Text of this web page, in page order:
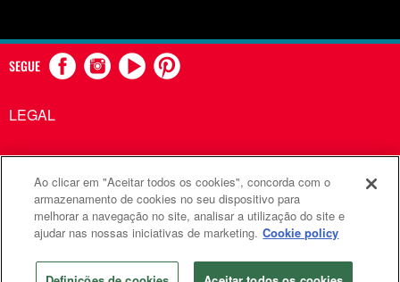
SEGUE
LEGAL
Comunicações Metodistas Unidas é uma agência da Igreja
Metodista Unida
©2026 Comunicações Metodistas Unidas. Todos os direitos
reservados
Ao clicar em "Aceitar todos os cookies", concorda com o
armazenamento de cookies no seu dispositivo para
melhorar a navegação no site, analisar a utilização do site e
ajudar nas nossas iniciativas de marketing. Cookie policy